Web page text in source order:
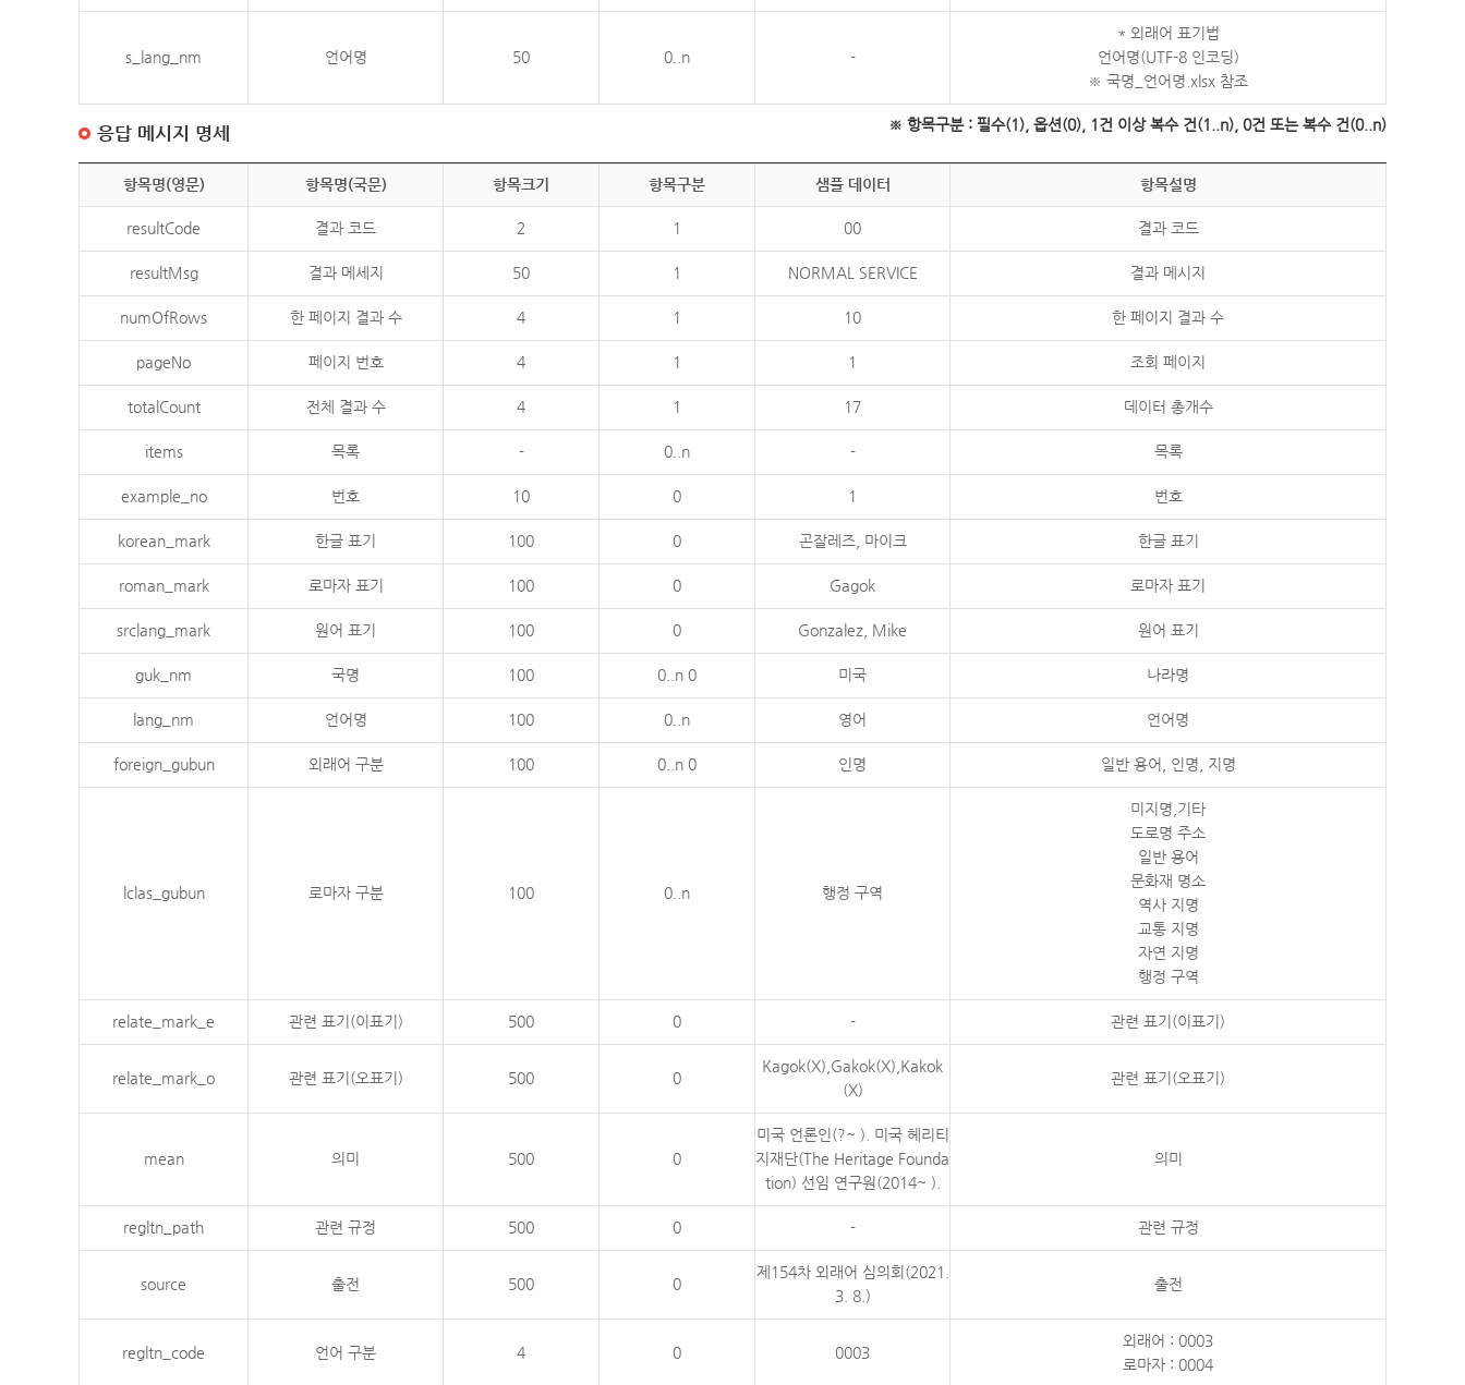
s_lang_nm 언어명 50 0..n -
* 외래어 표기법
언어명(UTF-8 인코딩)
※ 국명_언어명.xlsx 참조
※ 항목구분 : 필수(1), 옵션(0), 1건 이상 복수 건(1..n), 0건 또는 복수 건(0..n)
응답 메시지 명세
항목명(영문) 항목명(국문) 항목크기 항목구분 샘플 데이터 항목설명
resultCode 결과 코드 2 1 00 결과 코드
resultMsg 결과 메세지 50 1 NORMAL SERVICE 결과 메시지
numOfRows 한 페이지 결과 수 4 1 10 한 페이지 결과 수
pageNo 페이지 번호 4 1 1 조회 페이지
totalCount 전체 결과 수 4 1 17 데이터 총개수
items 목록 - 0..n - 목록
example_no 번호 10 0 1 번호
korean_mark 한글 표기 100 0 곤잘레즈, 마이크 한글 표기
roman_mark 로마자 표기 100 0 Gagok 로마자 표기
srclang_mark 원어 표기 100 0 Gonzalez, Mike 원어 표기
guk_nm 국명 100 0..n 0 미국 나라명
lang_nm 언어명 100 0..n 영어 언어명
foreign_gubun 외래어 구분 100 0..n 0 인명 일반 용어, 인명, 지명
lclas_gubun 로마자 구분 100 0..n 행정 구역
미지명,기타
도로명 주소
일반 용어
문화재 명소
역사 지명
교통 지명
자연 지명
행정 구역
relate_mark_e 관련 표기(이표기) 500 0 - 관련 표기(이표기)
relate_mark_o 관련 표기(오표기) 500 0
Kagok(X),Gakok(X),Kakok
(X)
관련 표기(오표기)
mean 의미 500 0
미국 언론인(?~ ). 미국 헤리티
지재단(The Heritage Founda
tion) 선임 연구원(2014~ ).
의미
regltn_path 관련 규정 500 0 - 관련 규정
source 출전 500 0
제154차 외래어 심의회(2021.
3. 8.)
출전
regltn_code 언어 구분 4 0 0003
외래어 : 0003
로마자 : 0004